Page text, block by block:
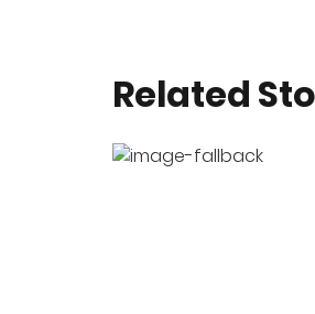
Related